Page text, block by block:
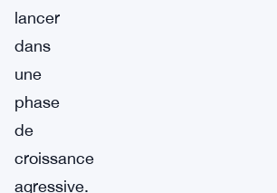
lancer
dans
une
phase
de
croissance
agressive.